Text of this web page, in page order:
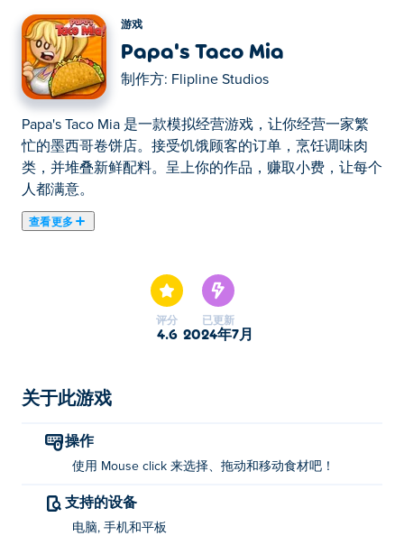
游戏
Papa's Taco Mia
制作方: Flipline Studios
Papa's Taco Mia 是一款模拟经营游戏，让你经营一家繁
忙的墨西哥卷饼店。接受饥饿顾客的订单，烹饪调味肉
类，并堆叠新鲜配料。呈上你的作品，赚取小费，让每个
人都满意。
查看更多
评分
4.6
已更新
2024年7月
关于此游戏
操作
使用 Mouse click 来选择、拖动和移动食材吧！
支持的设备
电脑, 手机和平板